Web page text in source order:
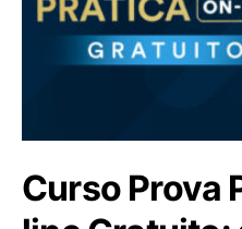
Curso Prova